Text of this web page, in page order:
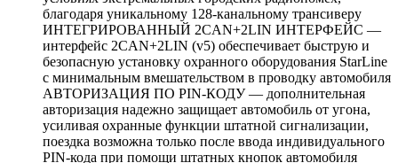
благодаря уникальному 128-канальному трансиверу
ИНТЕГРИРОВАННЫЙ 2CAN+2LIN ИНТЕРФЕЙС —
интерфейс 2CAN+2LIN (v5) обеспечивает быструю и
безопасную установку охранного оборудования StarLine
с минимальным вмешательством в проводку автомобиля
АВТОРИЗАЦИЯ ПО PIN-КОДУ — дополнительная
авторизация надежно защищает автомобиль от угона,
усиливая охранные функции штатной сигнализации,
поездка возможна только после ввода индивидуального
PIN-кода при помощи штатных кнопок автомобиля